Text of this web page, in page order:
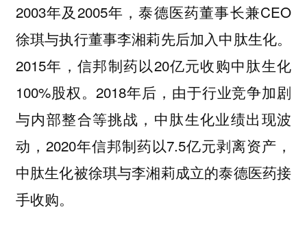
2003年及2005年，泰德医药董事长兼CEO
徐琪与执行董事李湘莉先后加入中肽生化。
2015年，信邦制药以20亿元收购中肽生化
100%股权。2018年后，由于行业竞争加剧
与内部整合等挑战，中肽生化业绩出现波
动，2020年信邦制药以7.5亿元剥离资产，
中肽生化被徐琪与李湘莉成立的泰德医药接
手收购。